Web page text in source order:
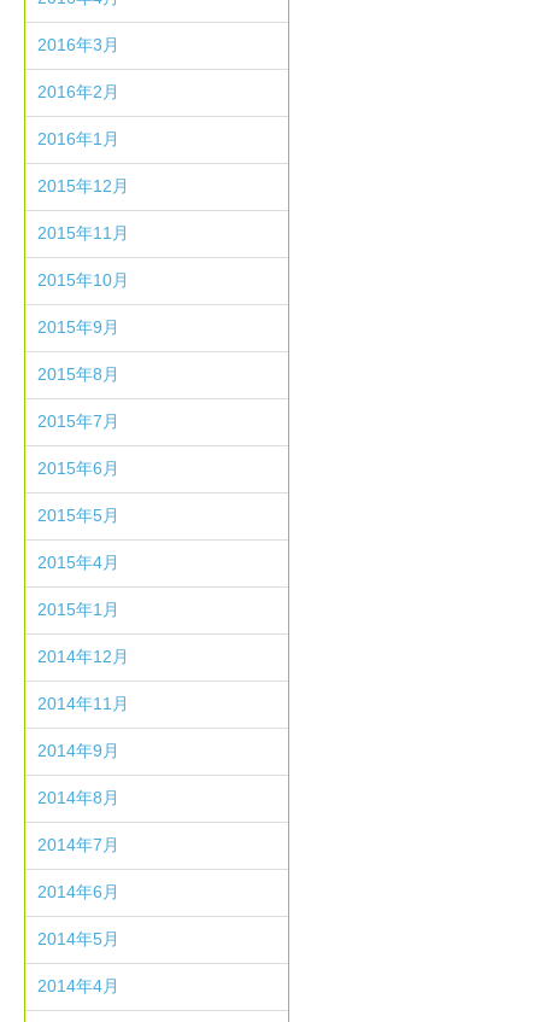
2016年3月
2016年2月
2016年1月
2015年12月
2015年11月
2015年10月
2015年9月
2015年8月
2015年7月
2015年6月
2015年5月
2015年4月
2015年1月
2014年12月
2014年11月
2014年9月
2014年8月
2014年7月
2014年6月
2014年5月
2014年4月